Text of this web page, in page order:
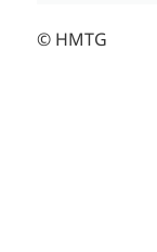
© HMTG